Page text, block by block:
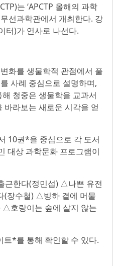
는 ‘APCTP 올해의 과학
선과학관에서 개최한다. 강
터)가 연사로 나선다.
화를 생물학적 관점에서 풀
사례 중심으로 설명하며,
청중은 생물학을 교과서
바라보는 새로운 시각을 얻
10권*을 중심으로 각 도서
대상 과학문화 프로그램이
근한다(정민섭) △나쁜 유전
(장수철) △빙하 곁에 머물
호랑이는 숲에 살지 않는
트*를 통해 확인할 수 있다.